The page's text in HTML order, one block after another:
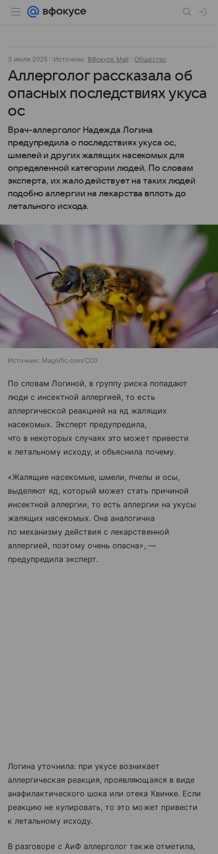
3 июля 2025 Источник: ВФокусе Mail Общество
Аллерголог рассказала об
опасных последствиях укуса
ос
Врач-аллерголог Надежда Логина
предупредила о последствиях укуса ос,
шмелей и других жалящих насекомых для
определенной категории людей. По словам
эксперта, их жало действует на таких людей
подобно аллергии на лекарства вплоть до
летального исхода.
Источник: Magnific.com/CC0
По словам Логиной, в группу риска попадают
люди с инсектной аллергией, то есть
аллергической реакцией на яд жалящих
насекомых. Эксперт предупредила,
что в некоторых случаях это может привести
к летальному исходу, и объяснила почему.
«Жалящие насекомые, шмели, пчелы и осы,
выделяют яд, который может стать причиной
инсектной аллергии, то есть аллергии на укусы
жалящих насекомых. Она аналогична
по механизму действия с лекарственной
аллергией, поэтому очень опасна», —
предупредила эксперт.
Логина уточнила: при укусе возникает
аллергическая реакция, проявляющаяся в виде
анафилактического шока или отека Квинке. Если
реакцию не купировать, то это может привести
к летальному исходу.
В разговоре с АиФ аллерголог также отметила,